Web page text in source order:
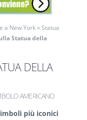
a New York»Statua
Statua della
DELLA
AMERICANO
più iconici